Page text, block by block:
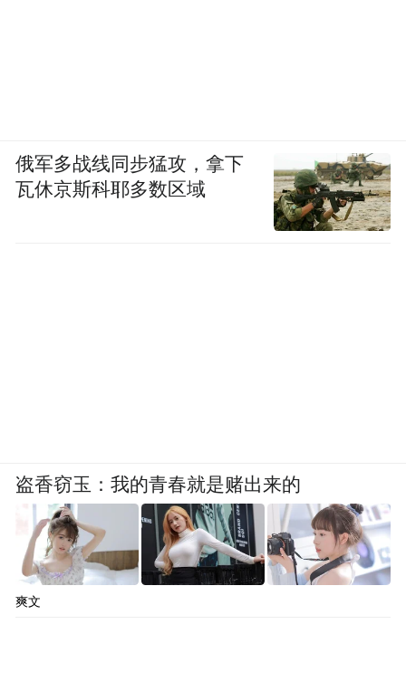
俄军多战线同步猛攻，拿下
瓦休京斯科耶多数区域
盗香窃玉：我的青春就是赌出来的
爽文